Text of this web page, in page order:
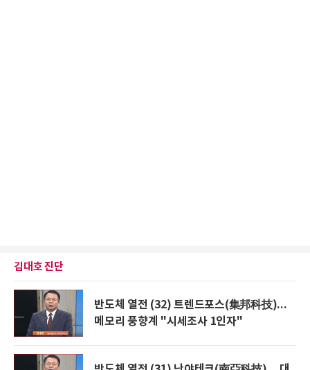
김대호 진단
반도체 열전 (32) 트렌드포스(集邦科技)...
메모리 풍향계 "시세조사 1인자"